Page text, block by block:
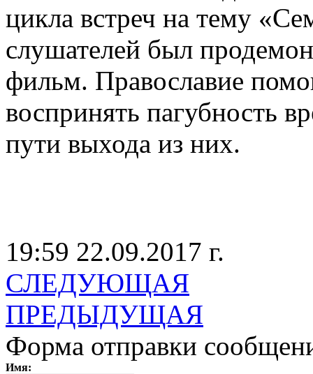
цикла встреч на тему
слушателей был
фильм. Православие
воспринять пагубность
пути выхода из них.
19:59 22.09.2017 г.
СЛЕДУЮЩАЯ
ПРЕДЫДУЩАЯ
Форма отправки
Имя: